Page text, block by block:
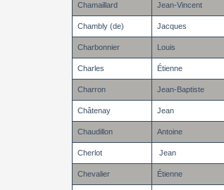
Chamaillard Jean-Vincent
Chambly (de) Jacques
Charbonnier Louis
Charles Étienne
Charron Jean-Baptiste
Châtenay Jean
Chaudillon Antoine
Cherlot Jean
Chevalier Étienne